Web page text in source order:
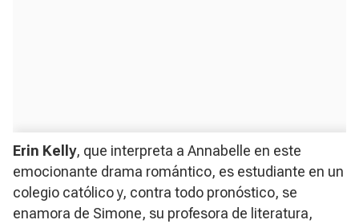
Erin Kelly, que interpreta a Annabelle en este
emocionante drama romántico, es estudiante en un
colegio católico y, contra todo pronóstico, se
enamora de Simone, su profesora de literatura,